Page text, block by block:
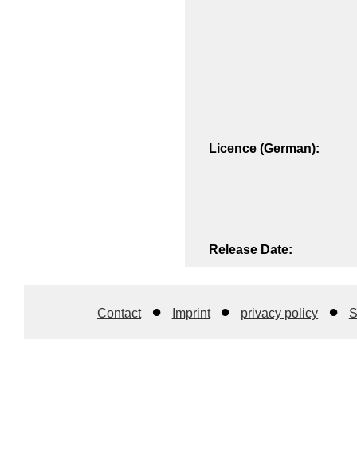
Licence (German):
Release Date:
Contact Imprint privacy policy